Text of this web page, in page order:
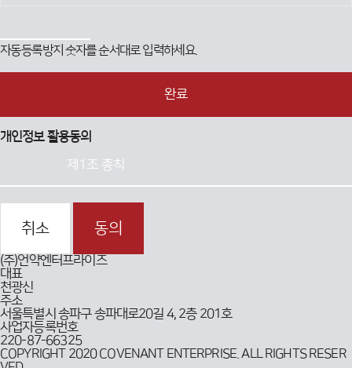
자동등록방지 숫자를 순서대로 입력하세요.
완료
개인정보 활용동의
취소 동의
(주)언약엔터프라이즈
대표
천광신
주소
서울특별시 송파구 송파대로20길 4, 2층 201호
사업자등록번호
220-87-66325
COPYRIGHT 2020 COVENANT ENTERPRISE. ALL RIGHTS RESER